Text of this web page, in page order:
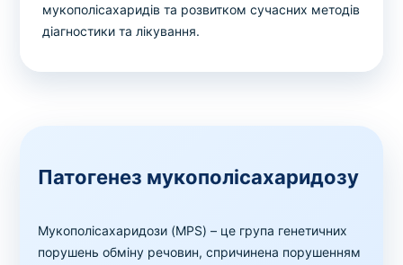
мукополісахаридів та розвитком сучасних методів
діагностики та лікування.
Патогенез мукополісахаридозу
Мукополісахаридози (MPS) – це група генетичних
порушень обміну речовин, спричинена порушенням